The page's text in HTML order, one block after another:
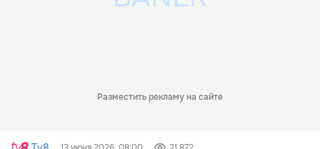
Разместить рекламу на сайте